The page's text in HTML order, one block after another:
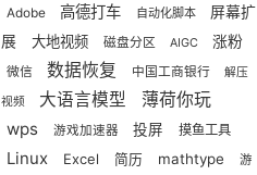
Adobe 高德打车 自动化脚本
屏幕扩
展
大地视频 磁盘分区 AIGC 涨粉
微信 数据恢复 中国工商银行 解压
视频 大语言模型
薄荷你玩
wps
游戏加速器 投屏 摸鱼工具
Linux Excel 简历 mathtype
游